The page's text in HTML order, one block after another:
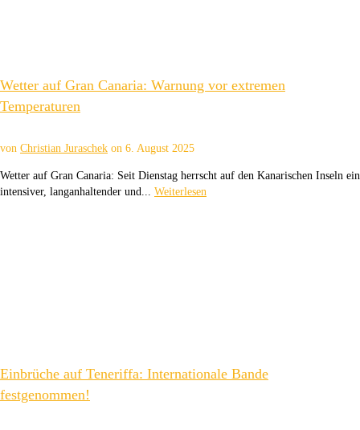
Wetter auf Gran Canaria: Warnung vor extremen
Temperaturen
von Christian Juraschek on 6. August 2025
Wetter auf Gran Canaria: Seit Dienstag herrscht auf den Kanarischen Inseln ein
intensiver, langanhaltender und... Weiterlesen
Einbrüche auf Teneriffa: Internationale Bande
festgenommen!